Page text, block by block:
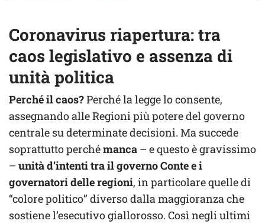
Coronavirus riapertura: tra
caos legislativo e assenza di
unità politica
Perché il caos?Perché la legge lo consente,
assegnando alle Regioni più potere del governo
centrale su determinate decisioni. Ma succede
soprattutto perchémanca – e questo è gravissimo
– unità d’intenti tra il governo Conte e i
governatori delle regioni, in particolare quelle di
“colore politico” diverso dalla maggioranza che
sostiene l’esecutivo giallorosso. Così negli ultimi